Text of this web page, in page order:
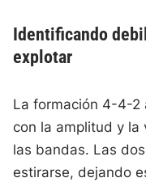
Identificando
explotar
La formación 4-4-2
con la amplitud y la
las bandas. Las
estirarse, dejando